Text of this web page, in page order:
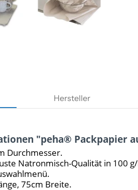
Hersteller
"peha® Packpapier
Durchmesser.
Natronmisch-Qualität in 100
75cm Breite.